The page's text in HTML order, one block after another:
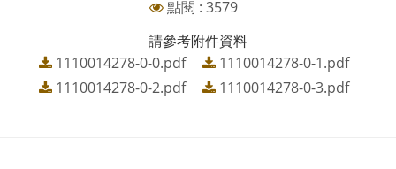
點閱 : 3579
請參考附件資料
1110014278-0-0.pdf
1110014278-0-1.pdf
1110014278-0-2.pdf
1110014278-0-3.pdf